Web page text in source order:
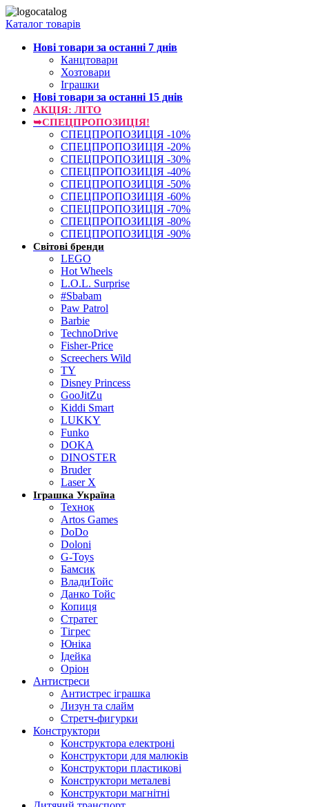
Каталог товарів
Нові товари за останнi 7 днiв
Канцтовари
Хозтовари
Іграшки
Нові товари за останнi 15 днiв
АКЦІЯ: ЛІТО
➥СПЕЦПРОПОЗИЦІЯ!
СПЕЦПРОПОЗИЦІЯ -10%
СПЕЦПРОПОЗИЦІЯ -20%
СПЕЦПРОПОЗИЦІЯ -30%
СПЕЦПРОПОЗИЦІЯ -40%
СПЕЦПРОПОЗИЦІЯ -50%
СПЕЦПРОПОЗИЦІЯ -60%
СПЕЦПРОПОЗИЦІЯ -70%
СПЕЦПРОПОЗИЦІЯ -80%
СПЕЦПРОПОЗИЦІЯ -90%
Світові бренди
LEGO
Hot Wheels
L.O.L. Surprise
#Sbabam
Paw Patrol
Barbie
TechnoDrive
Fisher-Price
Screechers Wild
TY
Disney Princess
GooJitZu
Kiddi Smart
LUKKY
Funko
DOKA
DINOSTER
Bruder
Laser X
Іграшка Україна
Технок
Artos Games
DoDo
Doloni
G-Toys
Бамсик
ВладиТойс
Данко Тойс
Копиця
Стратег
Тігрес
Юніка
Ідейка
Оріон
Антистреси
Антистрес іграшка
Лизун та слайм
Стретч-фигурки
Конструктори
Конструктора електроні
Конструктори для малюків
Конструктори пластикові
Конструктори металеві
Конструктори магнітні